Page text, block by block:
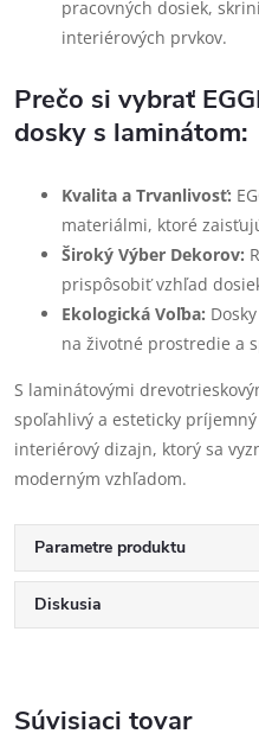
pracovných dosiek,
interiérových prvkov.
Prečo si vybrať
dosky s laminátom:
Kvalita a Trvanlivosť:
materiálmi, ktoré
Široký Výber Dekorov:
prispôsobiť vzhľad
Ekologická Voľba:
na životné prostredie a
S laminátovými
spoľahlivý a esteticky
interiérový dizajn, ktorý sa
moderným vzhľadom.
Parametre produktu
Diskusia
Súvisiaci tovar